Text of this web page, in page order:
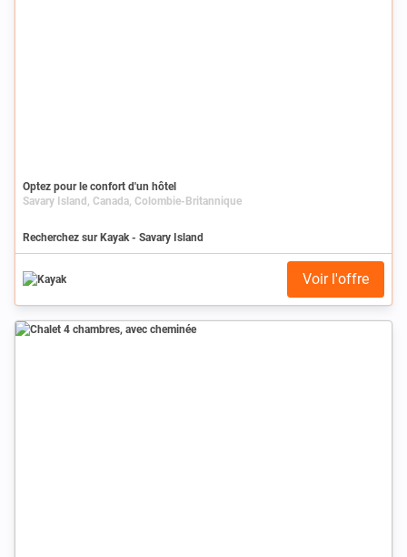
Optez pour le confort d'un hôtel
Savary Island, Canada, Colombie-Britannique
Recherchez sur Kayak - Savary Island
Voir l'offre